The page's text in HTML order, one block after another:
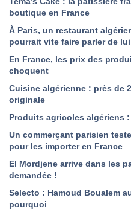
boutique en France
À Paris, un restaurant
pourrait vite faire parler de lui
En France, les prix des
choquent
Cuisine algérienne : près de
originale
Produits agricoles algériens
Un commerçant parisien
pour les importer en France
El Mordjene arrive dans les
demandée !
Selecto : Hamoud Boualem
pourquoi